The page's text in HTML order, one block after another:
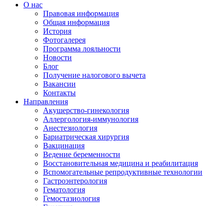
О нас
Правовая информация
Общая информация
История
Фотогалерея
Программа лояльности
Новости
Блог
Получение налогового вычета
Вакансии
Контакты
Направления
Акушерство-гинекология
Аллергология-иммунология
Анестезиология
Бариатрическая хирургия
Вакцинация
Ведение беременности
Восстановительная медицина и реабилитация
Вспомогательные репродуктивные технологии
Гастроэнтерология
Гематология
Гемостазиология